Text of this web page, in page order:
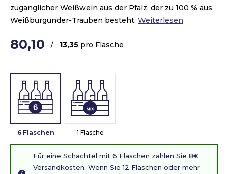
zugänglicher Weißwein aus der Pfalz, der zu 100 % aus
Weißburgunder-Trauben besteht. Weiterlesen
80,10 / 13,35 pro Flasche
6 Flaschen 1 Flasche
Für eine Schachtel mit 6 Flaschen zahlen Sie 8€
Versandkosten. Wenn Sie 12 Flaschen oder mehr